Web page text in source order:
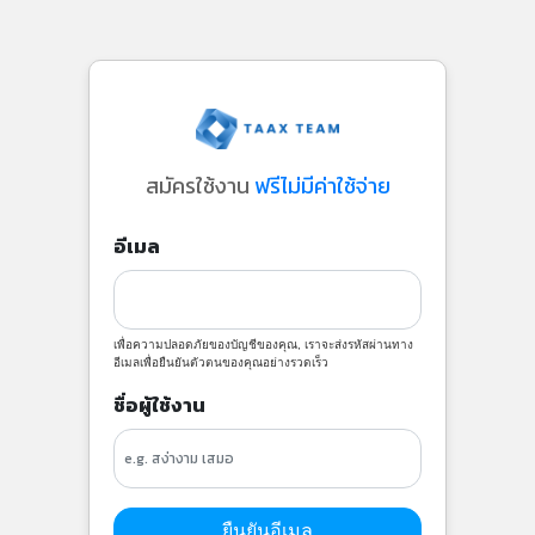
สมัครใช้งาน ฟรีไม่มีค่าใช้จ่าย
อีเมล
เพื่อความปลอดภัยของบัญชีของคุณ, เราจะส่งรหัสผ่านทาง
อีเมลเพื่อยืนยันตัวตนของคุณอย่างรวดเร็ว
ชื่อผู้ใช้งาน